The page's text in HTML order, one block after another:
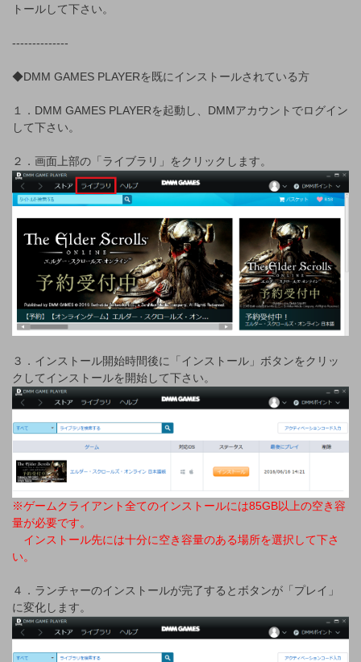
トールして下さい。
--------------
◆DMM GAMES PLAYERを既にインストールされている方
１．DMM GAMES PLAYERを起動し、DMMアカウントでログイン
して下さい。
２．画面上部の「ライブラリ」をクリックします。
３．インストール開始時間後に「インストール」ボタンをクリッ
クしてインストールを開始して下さい。
※ゲームクライアント全てのインストールには85GB以上の空き容
量が必要です。
インストール先には十分に空き容量のある場所を選択して下さ
い。
４．ランチャーのインストールが完了するとボタンが「プレイ」
に変化します。